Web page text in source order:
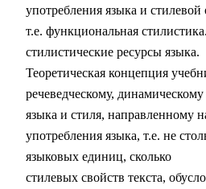
употребления языка и стилевой
т.е. функциональная
стилистические ресурсы языка.
Теоретическая концепция
речеведческому,
языка и стиля, направленному
употребления языка, т.е. не
языковых единиц, сколько
стилевых свойств текста,